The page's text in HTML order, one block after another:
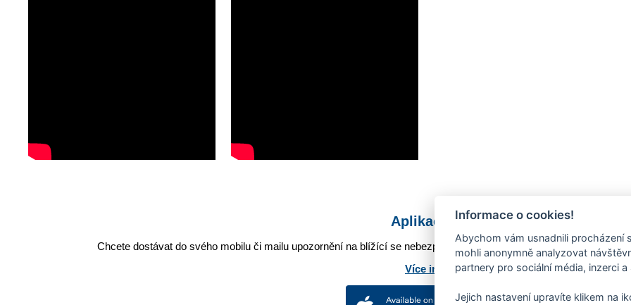
Aplikace Mobilní rozhlas
Chcete dostávat do svého mobilu či mailu upozornění na blížící se nebezpečí, odstávky, poruchy a výpadky
Více informací o aplikaci
Informace o cookies!
Abychom vám usnadnili procházení
mohli anonymně analyzovat
partnery pro sociální média, inzerci a
Jejich nastavení upravíte klikem na